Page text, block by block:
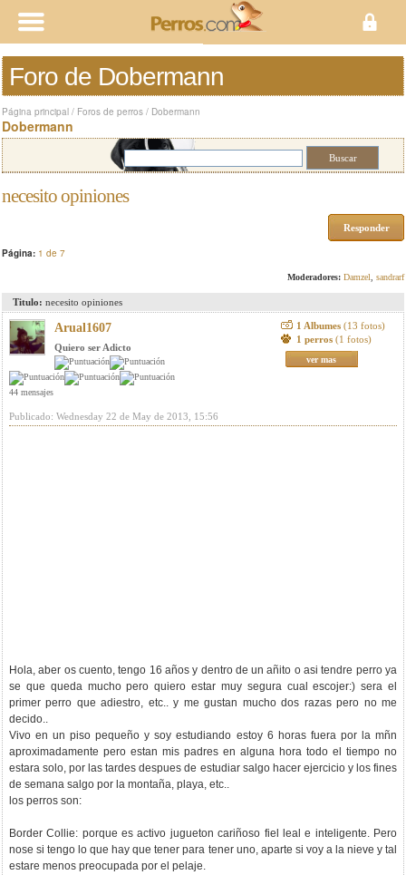
Foro de Dobermann
Página principal / Foros de perros / Dobermann
Dobermann
necesito opiniones
Responder
Página: 1 de 7
Moderadores: Damzel sandrarf
Titulo: necesito opiniones
Arual1607
Quiero ser Adicto
44 mensajes
1 Albumes (13 fotos)
1 perros (1 fotos)
ver mas
Publicado: Wednesday 22 de May de 2013, 15:56
Hola, aber os cuento, tengo 16 años y dentro de un añito o asi tendre perro ya
se que queda mucho pero quiero estar muy segura cual escojer:) sera el
primer perro que adiestro, etc.. y me gustan mucho dos razas pero no me
decido..
Vivo en un piso pequeño y soy estudiando estoy 6 horas fuera por la mñn
aproximadamente pero estan mis padres en alguna hora todo el tiempo no
estara solo, por las tardes despues de estudiar salgo hacer ejercicio y los fines
de semana salgo por la montaña, playa, etc..
los perros son:
Border Collie: porque es activo jugueton cariñoso fiel leal e inteligente. Pero
nose si tengo lo que hay que tener para tener uno, aparte si voy a la nieve y tal
estare menos preocupada por el pelaje.